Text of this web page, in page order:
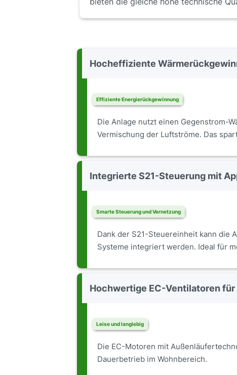
Hocheffiziente
Effiziente Energierückgewinnung
Die Anlage nutzt einen Gegenstrom-
Vermischung der Luftströme. Das
Integrierte S21-Steuerung mit
Smarte Steuerung und Vernetzung
Dank der S21-Steuereinheit kann die
Systeme integriert werden. Ideal für
Hochwertige EC-Ventilatoren
Leise und langlebig
Die EC-Motoren mit
Dauerbetrieb im Wohnbereich.